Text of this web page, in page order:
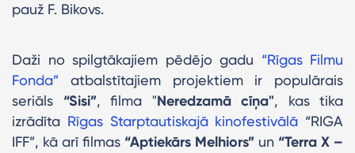
pauž F. Bikovs.
Daži no spilgtākajiem pēdējo gadu “Rīgas Filmu
Fonda” atbalstītajiem projektiem ir populārais
seriāls “Sisi”, filma "Neredzamā cīņa", kas tika
izrādīta Rīgas Starptautiskajā kinofestivālā “RIGA
IFF”, kā arī filmas “Aptiekārs Melhiors” un “Terra X –